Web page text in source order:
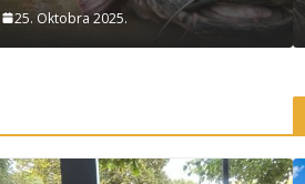
25. Oktobra 2025.